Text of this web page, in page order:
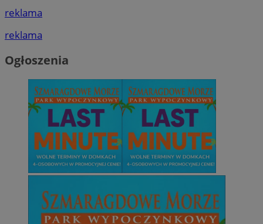
reklama
reklama
Ogłoszenia